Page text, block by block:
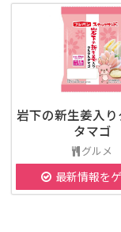
岩下の新生姜入
タマゴ
グルメ
最新情報を